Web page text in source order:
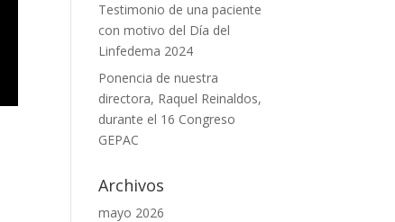
Testimonio de una paciente
con motivo del Día del
Linfedema 2024
Ponencia de nuestra
directora, Raquel Reinaldos,
durante el 16 Congreso
GEPAC
Archivos
mayo 2026